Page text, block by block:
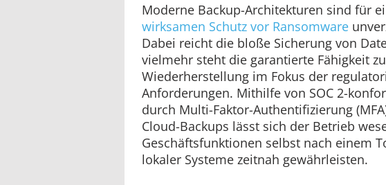
Moderne Backup-Architekturen sind für
wirksamen Schutz vor Ransomware
Dabei reicht die bloße Sicherung von
vielmehr steht die garantierte Fähigkeit
Wiederherstellung im Fokus der
Anforderungen. Mithilfe von SOC 2-
durch Multi-Faktor-Authentifizierung
Cloud-Backups lässt sich der Betrieb
Geschäftsfunktionen selbst nach einem
lokaler Systeme zeitnah gewährleisten.